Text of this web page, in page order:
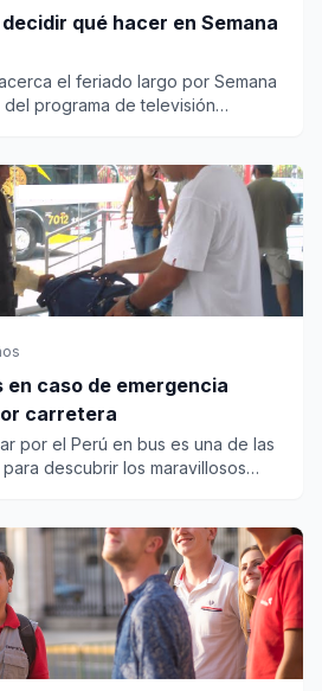
qué hacer en Semana
el feriado largo por Semana
programa de televisión
en caso de emergencia
carretera
por el Perú en bus es una de las
descubrir los maravillosos